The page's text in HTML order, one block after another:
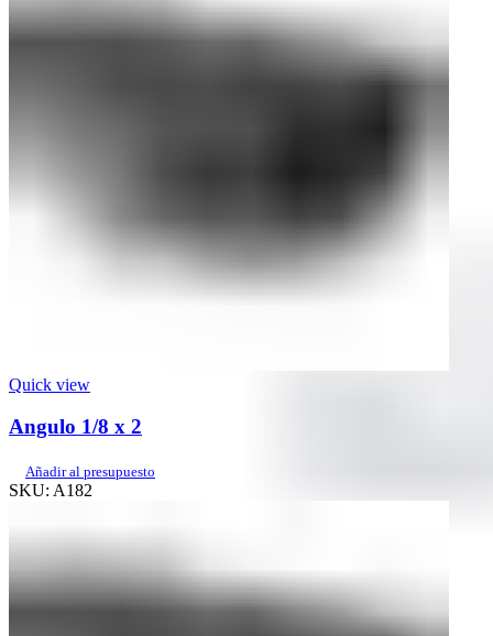
Añadir al presupuesto
SKU:ES
Quick view
Angulo 1/8 x 2
Añadir al presupuesto
SKU: A182